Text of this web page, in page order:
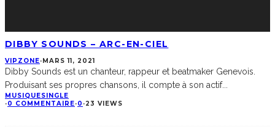
DIBBY SOUNDS – ARC-EN-CIEL
VIPZONE· MARS 11, 2021
Dibby Sounds est un chanteur, rappeur et beatmaker Genevois.
Produisant ses propres chansons, il compte à son actif...
MUSIQUESINGLE
·0 COMMENTAIRE·0 ·23 VIEWS